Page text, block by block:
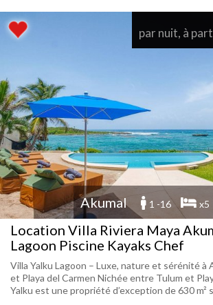
par nuit, à
Akumal 1 -16 x5
Location Villa Riviera Maya
Lagoon Piscine Kayaks Chef
Villa Yalku Lagoon – Luxe, nature et sérénité à
et Playa del Carmen Nichée entre Tulum et
Yalku est une propriété d’exception de 630 m²